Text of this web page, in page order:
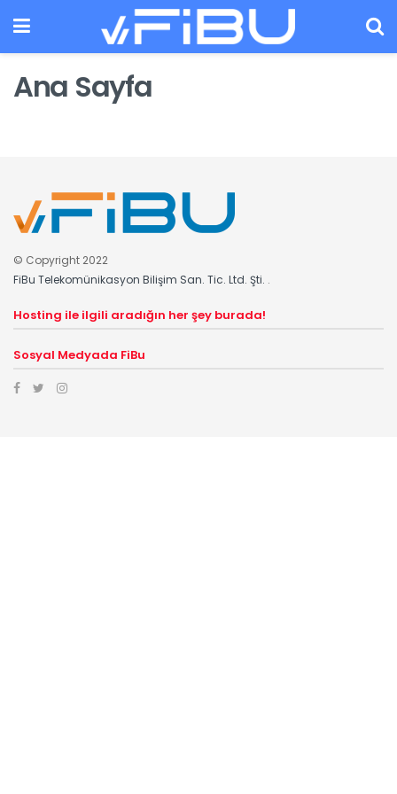
Ana Sayfa
© Copyright 2022
FiBu Telekomünikasyon Bilişim San. Tic. Ltd. Şti. .
Hosting ile ilgili aradığın her şey burada!
Sosyal Medyada FiBu